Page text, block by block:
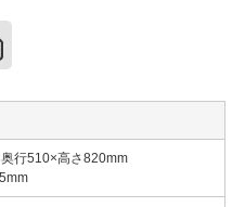
行510×高さ820mm